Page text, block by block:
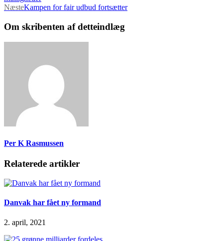
NæsteKampen for fair udbud fortsætter
Om skribenten af detteindlæg
Per K Rasmussen
Relaterede artikler
Danvak har fået ny formand
2. april, 2021